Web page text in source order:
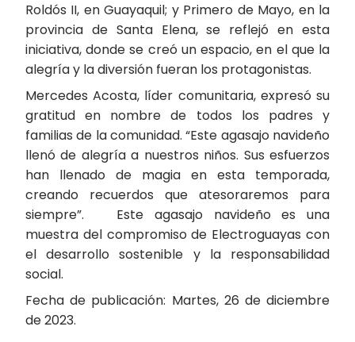
Roldós II, en Guayaquil; y Primero de Mayo, en la
provincia de Santa Elena, se reflejó en esta
iniciativa, donde se creó un espacio, en el que la
alegría y la diversión fueran los protagonistas.
Mercedes Acosta, líder comunitaria, expresó su
gratitud en nombre de todos los padres y
familias de la comunidad. “Este agasajo navideño
llenó de alegría a nuestros niños. Sus esfuerzos
han llenado de magia en esta temporada,
creando recuerdos que atesoraremos para
siempre”. Este agasajo navideño es una
muestra del compromiso de Electroguayas con
el desarrollo sostenible y la responsabilidad
social.
Fecha de publicación: Martes, 26 de diciembre
de 2023.